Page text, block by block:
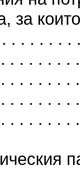
за
. . . . . .
. . . . . .
. . . . . .
. . . . . .
. . . . . .